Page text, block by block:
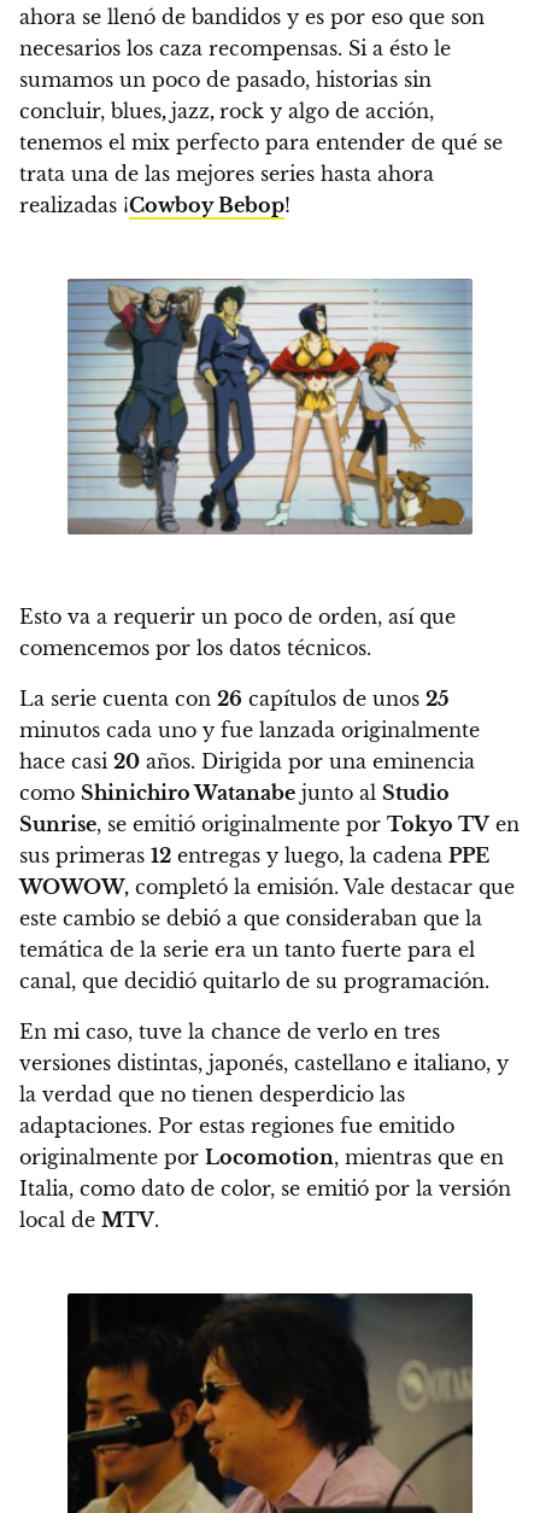
ahora se llenó de bandidos y es por eso que son
necesarios los caza recompensas. Si a ésto le
sumamos un poco de pasado, historias sin
concluir, blues, jazz, rock y algo de acción,
tenemos el mix perfecto para entender de qué se
trata una de las mejores series hasta ahora
realizadas ¡Cowboy Bebop!
Esto va a requerir un poco de orden, así que
comencemos por los datos técnicos.
La serie cuenta con 26 capítulos de unos 25
minutos cada uno y fue lanzada originalmente
hace casi 20 años. Dirigida por una eminencia
como Shinichiro Watanabe junto al Studio
Sunrise, se emitió originalmente por Tokyo TVen
sus primeras 12 entregas y luego, la cadena PPE
WOWOW, completó la emisión. Vale destacar que
este cambio se debió a que consideraban que la
temática de la serie era un tanto fuerte para el
canal, que decidió quitarlo de su programación.
En mi caso, tuve la chance de verlo en tres
versiones distintas, japonés, castellano e italiano, y
la verdad que no tienen desperdicio las
adaptaciones. Por estas regiones fue emitido
originalmente por Locomotion, mientras que en
Italia, como dato de color, se emitió por la versión
local de MTV.